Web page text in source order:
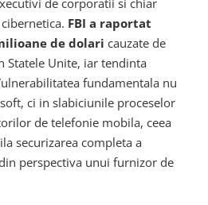
de corporatii si chiar
FBI a raportat
de dolari cauzate de
Statele Unite, iar tendinta
fundamentala nu
ci in slabiciunile proceselor
de telefonie mobila, ceea
securizarea completa a
perspectiva unui furnizor de